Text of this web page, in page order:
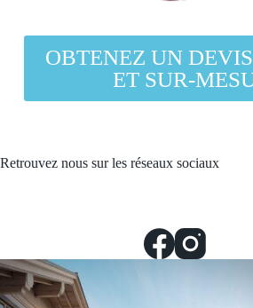
OBTENEZ UN
ET SUR-
Retrouvez nous sur les réseaux sociaux